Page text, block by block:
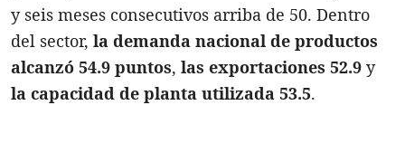
y seis meses consecutivos arriba de 50. Dentro
del sector, la demanda nacional de productos
alcanzó 54.9 puntos, las exportaciones 52.9 y
la capacidad de planta utilizada 53.5.